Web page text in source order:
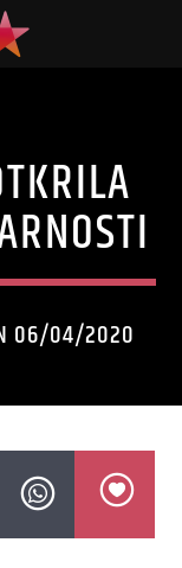
06/04/2020